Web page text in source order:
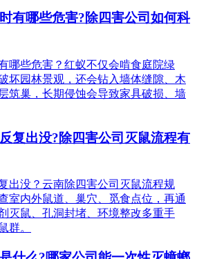
有哪些危害?除四害公司如何科
哪些危害？红蚁不仅会啃食庭院绿
坏园林景观，还会钻入墙体缝隙、木
筑巢，长期侵蚀会导致家具破损、墙
复出没?除四害公司灭鼠流程有
出没？云南除四害公司灭鼠流程规
室内外鼠道、巢穴、觅食点位，再通
灭鼠、孔洞封堵、环境整改多重手
群。